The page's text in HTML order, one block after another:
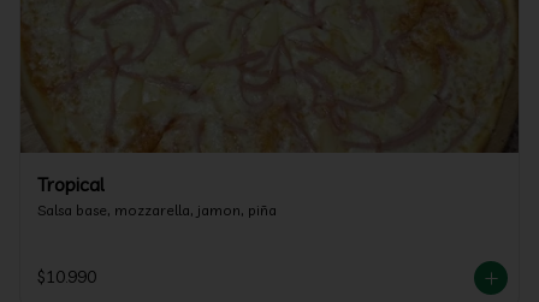
Tropical
Salsa base, mozzarella, jamon, piña
$10.990